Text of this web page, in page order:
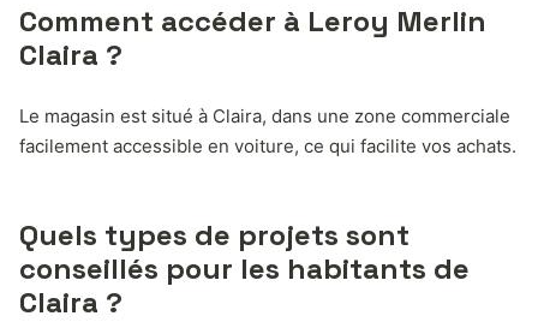
Comment accéder à Leroy Merlin
Claira ?
Le magasin est situé à Claira, dans une zone commerciale
facilement accessible en voiture, ce qui facilite vos achats.
Quels types de projets sont
conseillés pour les habitants de
Claira ?